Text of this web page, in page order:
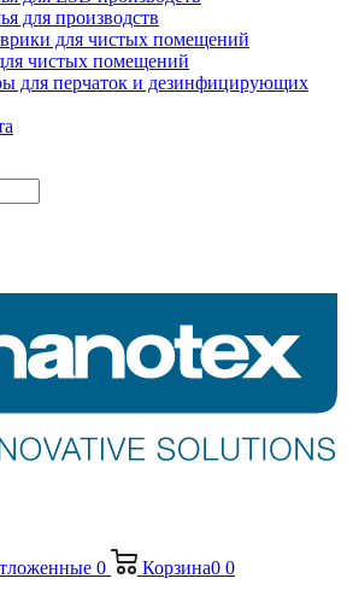
для производств
для чистых помещений
чистых помещений
для перчаток и дезинфицирующих
0 Корзина0 0